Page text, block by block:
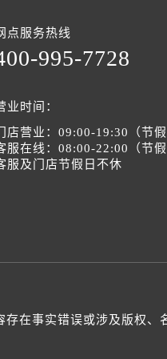
点服务热线
995-7728
业时间：
店营业：09:00-19:30（节
服在线：08:00-22:00（节
服及门店节假日不休
在事实错误或涉及版权